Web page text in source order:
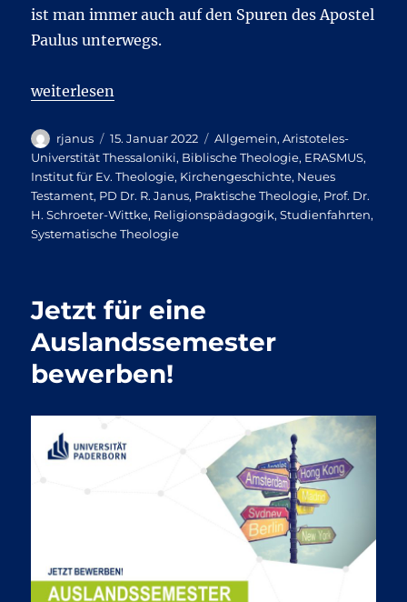
ist man immer auch auf den Spuren des Apostel
Paulus unterwegs.
„Die IV. Internationale Summer School in
weiterlesen
Autor
rjanus
Veröffentlicht
am
15. Januar 2022 Kategorien
Allgemein,Aristoteles-
Universtität Thessaloniki, Biblische Theologie, ERASMUS,
Institut für Ev. Theologie, Kirchengeschichte, Neues
Testament, PD Dr. R. Janus, Praktische Theologie, Prof. Dr.
H. Schroeter-Wittke, Religionspädagogik,Studienfahrten,
Systematische Theologie
Jetzt für eine
Auslandssemester
bewerben!